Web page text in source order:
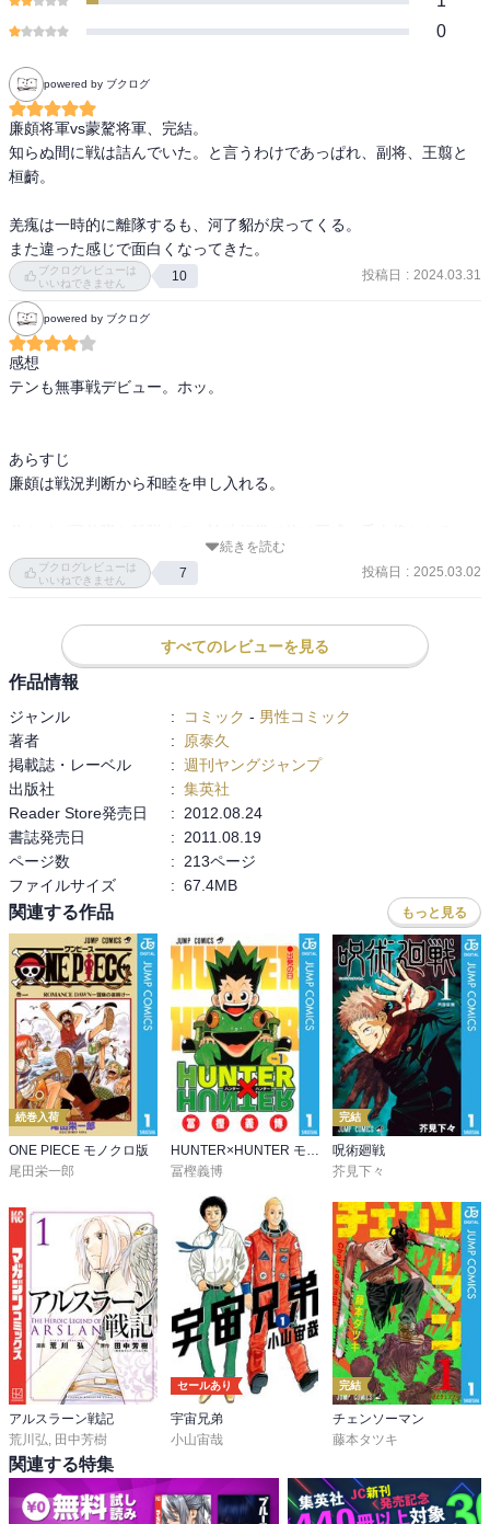
0
powered by ブクログ
廉頗将軍vs蒙驁将軍、完結。
知らぬ間に戦は詰んでいた。と言うわけであっぱれ、副将、王翦と
桓齮。
羌瘣は一時的に離隊するも、河了貂が戻ってくる。
また違った感じで面白くなってきた。
ブクログレビューは
いいねできません
10 投稿日 : 2024.03.31
powered by ブクログ
感想
テンも無事戦デビュー。ホッ。
あらすじ
廉頗は戦況判断から和睦を申し入れる。
しかし、羌カイが抜けて戦術が稚拙になった飛信隊は連戦連敗だっ
隊に信用されていないテンの初陣が始まる。テンの活躍で飛信隊は
秦国は攻め取った山陽を国土と宣言する。
続きを読む
ブクログレビューは
いいねできません
7 投稿日 : 2025.03.02
すべてのレビューを見る
作品情報
ジャンル : コミック - 男性コミック
著者
:
原泰久
掲載誌・レーベル
: 週刊ヤングジャンプ
出版社
: 集英社
Reader Store発売日
:
2012.08.24
書誌発売日
:
2011.08.19
ページ数
:
213ページ
ファイルサイズ
: 67.4MB
関連する作品 もっと見る
続巻入荷
ONE PIECE モノクロ版
尾田栄一郎
HUNTER×HUNTER モノクロ版
冨樫義博
完結
呪術廻戦
芥見下々
アルスラーン戦記
荒川弘 田中芳樹
セールあり
宇宙兄弟
小山宙哉
完結
チェンソーマン
藤本タツキ
関連する特集